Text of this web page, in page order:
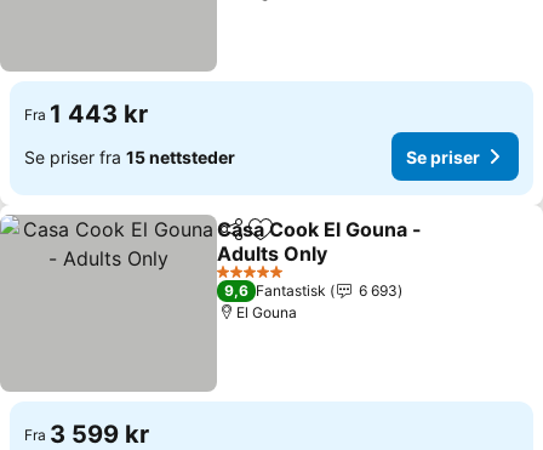
Fra 1 443 kr
Se priser fra 15 nettsteder Se priser
Del Legg til i favoritter
Casa Cook El Gouna -
Adults Only
Se priser
5 Stjerner
9,6 Fantastisk
6 693
El Gouna
Fra 3 599 kr